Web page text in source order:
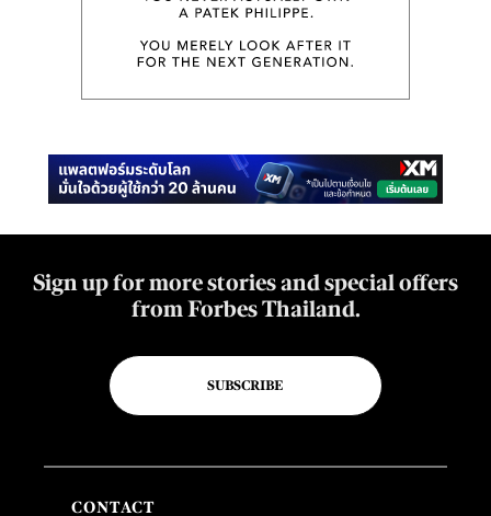
Sign up for more stories and special offers
from Forbes Thailand.
SUBSCRIBE
CONTACT